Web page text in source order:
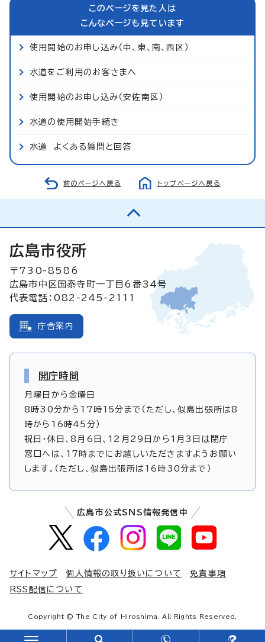
このページを見た人は
こんなページも見ています
使用開始のお申し込み（中、東、南、西区）
水道をご利用のお客さまへ
使用開始のお申し込み（安佐南区）
水道の使用開始手続き
水道 よくある質問と回答
前のページへ戻る トップページへ戻る
広島市役所
〒730-8586
広島市中区国泰寺町一丁目6番34号
代表電話：082-245-2111
庁舎案内
開庁時間
月曜日から金曜日
8時30分から17時15分まで（ただし、似島出張所は8
時から16時45分）
祝日・休日、8月6日、12月29日から1月3日は閉庁
窓口へは、17時までにお越しいただきますようお願い
します。（ただし、似島出張所は16時30分まで）
広島市公式SNS情報発信中
サイトマップ 個人情報の取り扱いについて
免責事項
RSS配信について
Copyright © The City of Hiroshima. All Rights Reserved.